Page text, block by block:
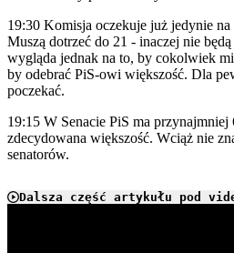
19:30 Komisja oczekuje już jedynie
Muszą dotrzeć do 21 - inaczej nie
wygląda jednak na to, by cokolwiek
by odebrać PiS-owi większość. Dla
poczekać.
19:15 W Senacie PiS ma przynajmniej
zdecydowana większość. Wciąż nie
senatorów.
Dalsza część artykułu pod